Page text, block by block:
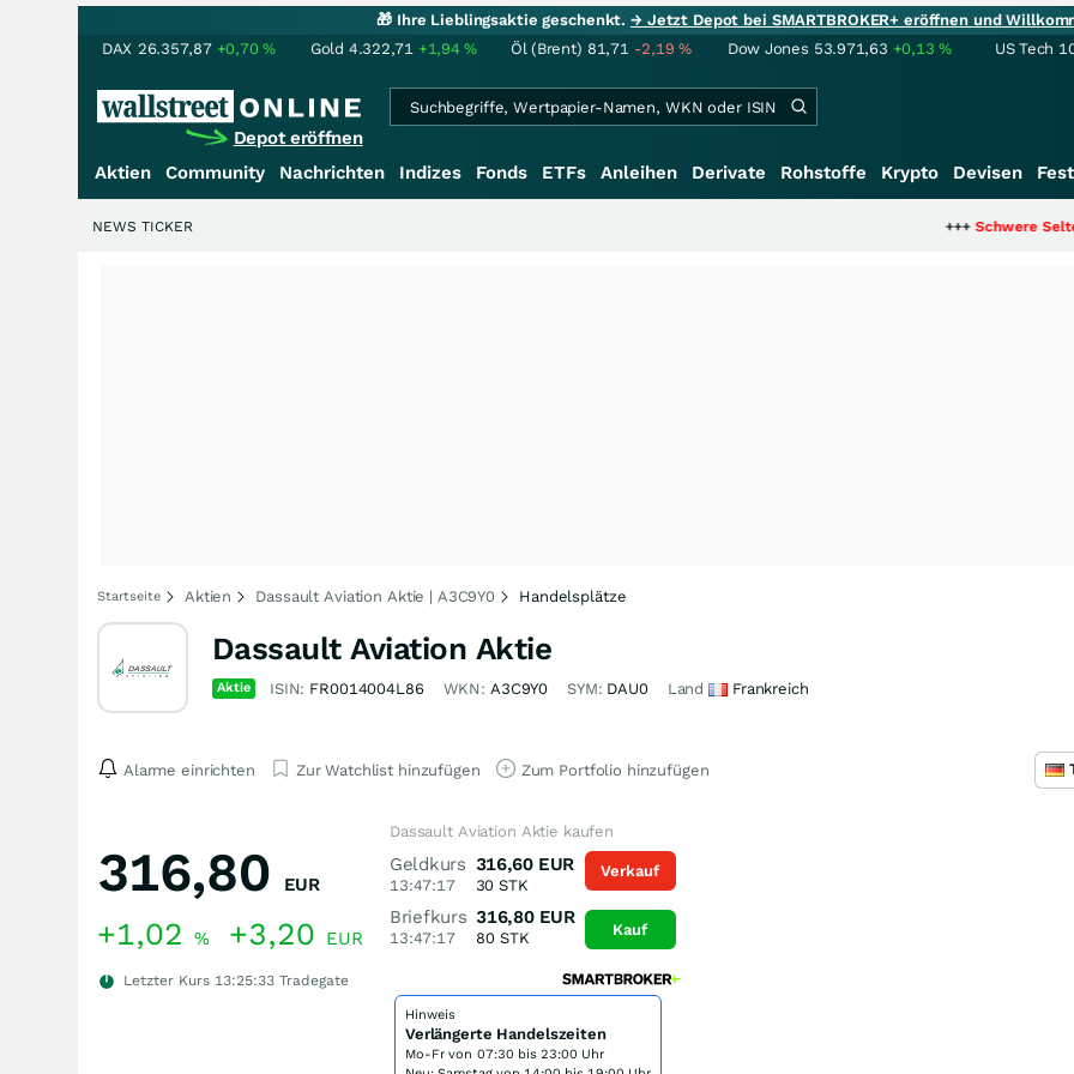
🎁 Ihre Lieblingsaktie geschenkt.→ Jetzt Depot bei SMARTBROKER+ eröffnen und
DAX 26.357,87 +0,70% Gold 4.322,71 +1,94% Öl (Brent) 81,71 -2,19% Dow Jones 53.971,63 +0,13% US Tech
Depot eröffnen
Aktien Community Nachrichten Indizes Fonds ETFs Anleihen Derivate Rohstoffe Krypto Devisen
Schwere Seltene
NEWS TICKER
Startseite Aktien Dassault Aviation Aktie | A3C9Y0 Handelsplätze
Dassault Aviation Aktie
Aktie ISIN: FR0014004L86 WKN: A3C9Y0 SYM: DAU0 Land Frankreich
Alarme einrichten Zur Watchlist hinzufügen Zum Portfolio hinzufügen
316,80 EUR
+1,02 % +3,20 EUR
Letzter Kurs 13:25:33 Tradegate
Dassault Aviation Aktie kaufen
Geldkurs
13:47:17
316,60 EUR
30 STK
Briefkurs
13:47:17
316,80 EUR
80 STK
Verkauf
Kauf
Hinweis
Verlängerte Handelszeiten
Mo-Fr von 07:30 bis 23:00 Uhr